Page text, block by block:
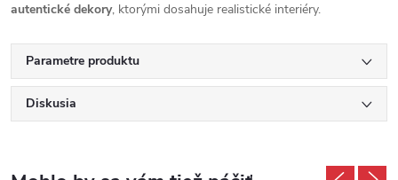
autentické dekory, ktorými dosahuje realistické interiéry.
Parametre produktu
Diskusia